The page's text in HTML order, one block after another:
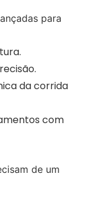
para
da corrida
com
de um